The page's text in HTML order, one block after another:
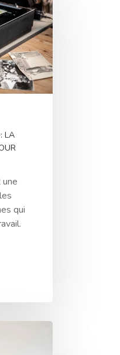
LA
qui
Tirage FineArt
Papiers Labellisés
Papier Exceptionnel
Papier HDEF –
Encadrements Et
Finitions
Reproduction
Traitement De
Le Blog De